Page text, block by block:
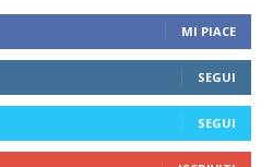
MI PIACE
SEGUI
SEGUI